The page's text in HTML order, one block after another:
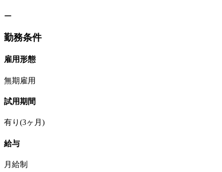
ー
勤務条件
雇用形態
無期雇用
試用期間
有り(3ヶ月)
給与
月給制